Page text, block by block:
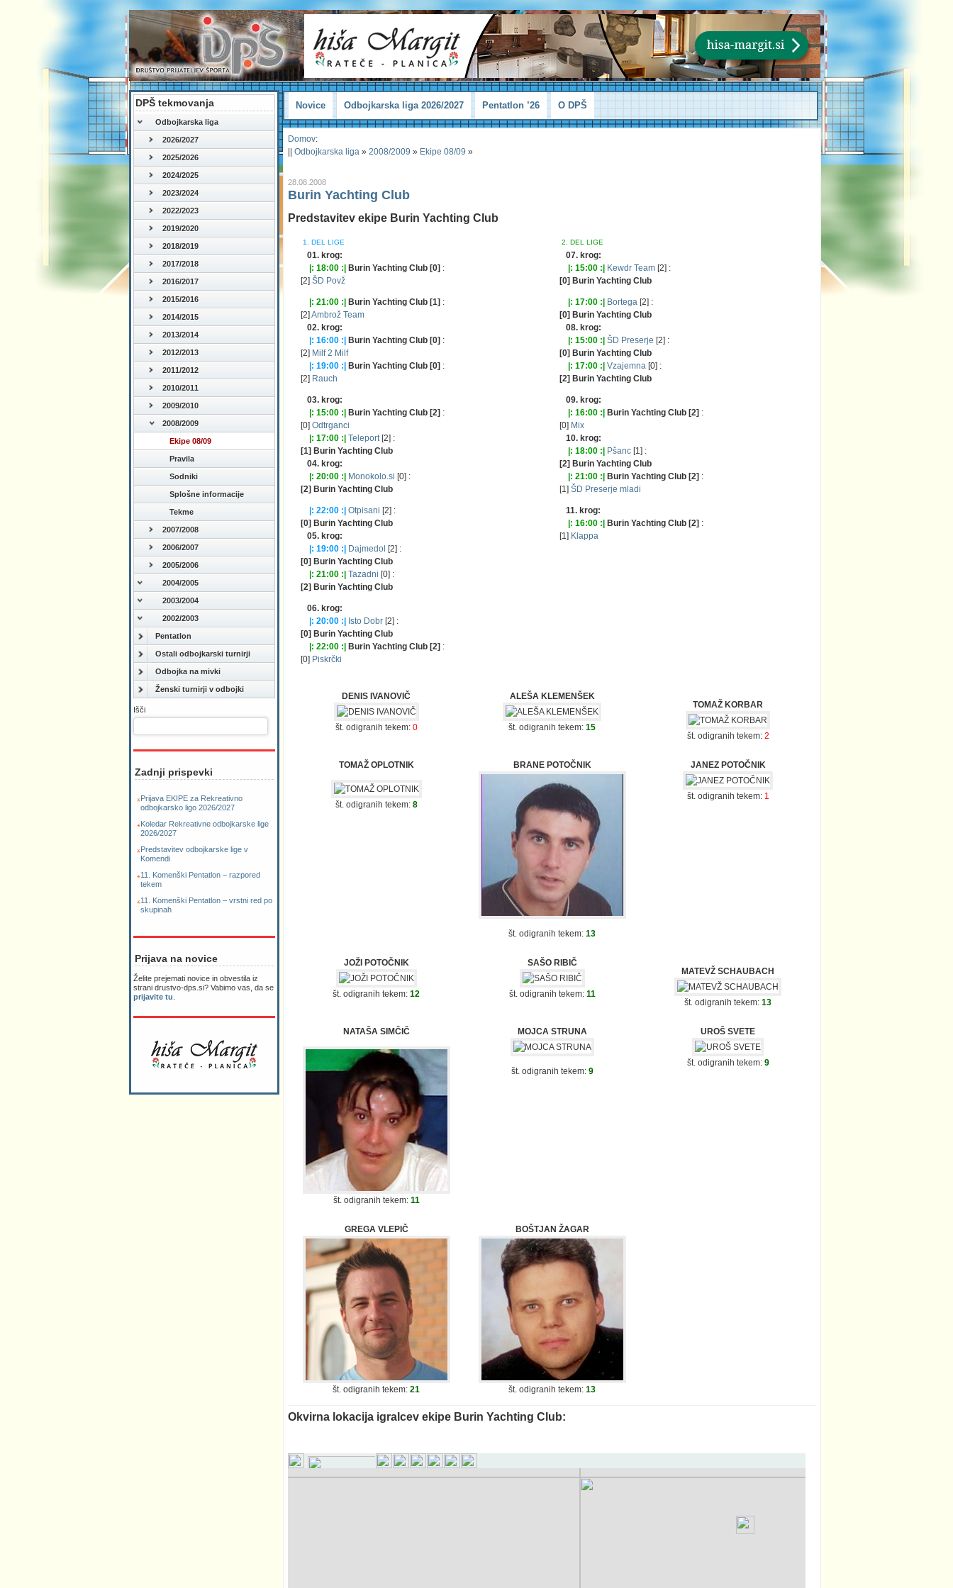
DPŠ tekmovanja
Odbojkarska liga
2026/2027
2025/2026
2024/2025
2023/2024
2022/2023
2019/2020
2018/2019
2017/2018
2016/2017
2015/2016
2014/2015
2013/2014
2012/2013
2011/2012
2010/2011
2009/2010
2008/2009
Ekipe 08/09
Pravila
Sodniki
Splošne informacije
Tekme
2007/2008
2006/2007
2005/2006
2004/2005
2003/2004
2002/2003
Pentatlon
Ostali odbojkarski turnirji
Odbojka na mivki
Ženski turnirji v odbojki
Išči
Zadnji prispevki
Prijava EKIPE za Rekreativno
odbojkarsko ligo 2026/2027
Koledar Rekreativne odbojkarske lige
2026/2027
Predstavitev odbojkarske lige v
Komendi
11. Komenški Pentatlon – razpored
tekem
11. Komenški Pentatlon – vrstni red po
skupinah
Prijava na novice
Želite prejemati novice in obvestila iz
strani drustvo-dps.si? Vabimo vas, da se
prijavite tu
Novice Odbojkarska liga 2026/2027 Pentatlon ’26 O DPŠ
Domov:
Odbojkarska liga » 2008/2009 » Ekipe 08/09 »
28.08.2008
Burin Yachting Club
Predstavitev ekipe Burin Yachting Club
1. DEL LIGE
01. krog:
|: 18:00 :|
Burin Yachting Club [0] :
[2] ŠD Povž
|: 21:00 :| Burin Yachting Club [1] :
[2] Ambrož Team
02. krog:
|: 16:00 :|
Burin Yachting Club [0] :
[2] Milf 2 Milf
|: 19:00 :|
Burin Yachting Club [0] :
[2] Rauch
03. krog:
|: 15:00 :|
Burin Yachting Club [2] :
[0] Odtrganci
|: 17:00 :| Teleport[2] :
[1] Burin Yachting Club
04. krog:
|: 20:00 :|
Monokolo.si [0] :
[2] Burin Yachting Club
|: 22:00 :| Otpisani [2] :
[0] Burin Yachting Club
05. krog:
|: 19:00 :|
Dajmedol [2] :
[0] Burin Yachting Club
|: 21:00 :| Tazadni [0] :
[2] Burin Yachting Club
06. krog:
|: 20:00 :|
Isto Dobr [2] :
[0] Burin Yachting Club
|: 22:00 :|
Burin Yachting Club [2] :
[0] Piskrčki
2. DEL LIGE
07. krog:
|: 15:00 :|
Kewdr Team [2] :
[0] Burin Yachting Club
|: 17:00 :| Bortega [2] :
[0] Burin Yachting Club
08. krog:
|: 15:00 :| ŠD Preserje [2] :
[0] Burin Yachting Club
|: 17:00 :| Vzajemna [0] :
[2] Burin Yachting Club
09. krog:
|: 16:00 :|
Burin Yachting Club [2] :
[0] Mix
10. krog:
|: 18:00 :|
Pšanc [1] :
[2] Burin Yachting Club
|: 21:00 :|
Burin Yachting Club [2] :
[1] ŠD Preserje mladi
11. krog:
|: 16:00 :|
Burin Yachting Club [2] :
[1] Klappa
DENIS IVANOVIČ
št. odigranih tekem: 0
ALEŠA KLEMENŠEK
št. odigranih tekem: 15
TOMAŽ KORBAR
št. odigranih tekem: 2
TOMAŽ OPLOTNIK
št. odigranih tekem: 8
BRANE POTOČNIK
št. odigranih tekem: 13
JANEZ POTOČNIK
št. odigranih tekem: 1
JOŽI POTOČNIK
št. odigranih tekem: 12
SAŠO RIBIČ
št. odigranih tekem: 11
MATEVŽ SCHAUBACH
št. odigranih tekem: 13
NATAŠA SIMČIČ
št. odigranih tekem: 11
MOJCA STRUNA
št. odigranih tekem: 9
UROŠ SVETE
št. odigranih tekem: 9
GREGA VLEPIČ
št. odigranih tekem: 21
BOŠTJAN ŽAGAR
št. odigranih tekem: 13
Okvirna lokacija igralcev ekipe Burin Yachting Club: